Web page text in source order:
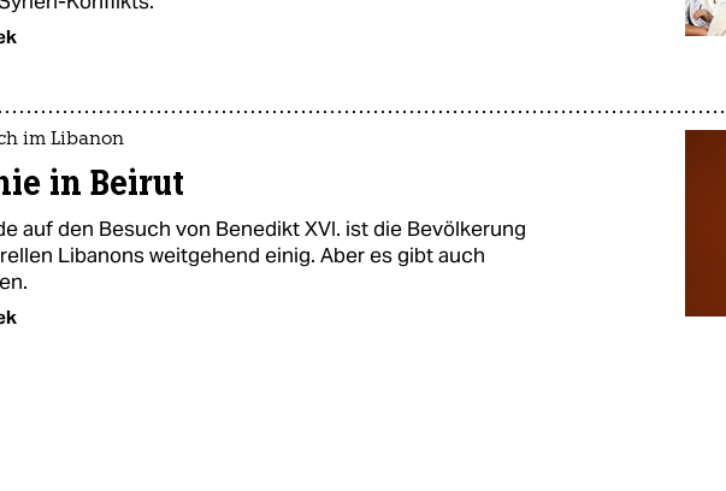
im Libanon
in Beirut
auf den Besuch von Benedikt XVI. ist die Bevölkerung
Libanons weitgehend einig. Aber es gibt auch